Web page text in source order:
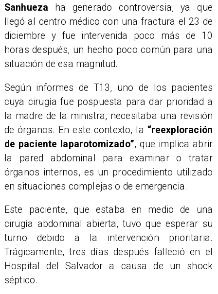
Sanhueza ha generado controversia, ya que
llegó al centro médico con una fractura el 23 de
diciembre y fue intervenida poco más de 10
horas después, un hecho poco común para una
situación de esa magnitud.
Según informes de T13, uno de los pacientes
cuya cirugía fue pospuesta para dar prioridad a
la madre de la ministra, necesitaba una revisión
de órganos. En este contexto, la “reexploración
de paciente laparotomizado”, que implica abrir
la pared abdominal para examinar o tratar
órganos internos, es un procedimiento utilizado
en situaciones complejas o de emergencia.
Este paciente, que estaba en medio de una
cirugía abdominal abierta, tuvo que esperar su
turno debido a la intervención prioritaria.
Trágicamente, tres días después falleció en el
Hospital del Salvador a causa de un shock
séptico.